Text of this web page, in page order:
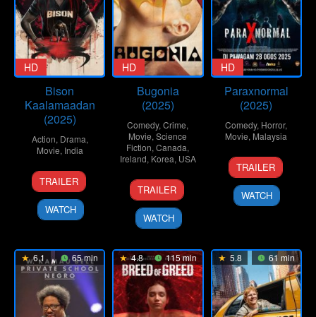
HD
Bison
Kaalamaadan
(2025)
Action, Drama,
Movie, India
16
Oct
2025
Mari
Selvaraj
TRAILER
WATCH
HD
Bugonia
(2025)
Comedy,Crime,
Movie,Science
Fiction,Canada,
Ireland, Korea, USA
22
Oct
2025
Yorgos
Lanthimos
TRAILER
WATCH
HD
Paraxnormal
(2025)
Comedy, Horror,
Movie, Malaysia
27
Aug
2025
Mohd
Suzana
Rosly
TRAILER
WATCH
6.1 65 min 4.8 115 min 5.8 61 min